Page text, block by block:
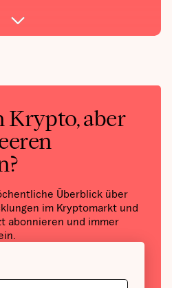
Krypto, aber
Überblick über
im Kryptomarkt und
abonnieren und immer